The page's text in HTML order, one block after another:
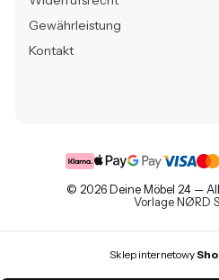
Gewährleistung
Kontakt
© 2026 Deine Möbel 24 —
Vorlage NØRD
Sklep internetowy